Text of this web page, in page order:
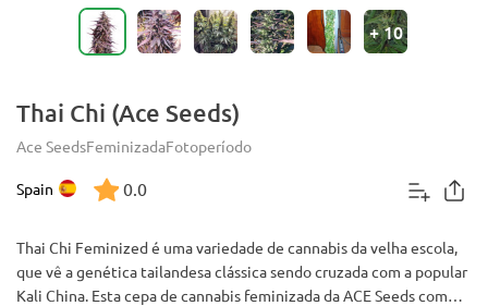
+10
Thai Chi (Ace Seeds)
Ace SeedsFeminizadaFotoperíodo
Spain 0.0
Thai Chi Feminized é uma variedade de cannabis da velha escola,
que vê a genética tailandesa clássica sendo cruzada com a popular
Kali China. Esta cepa de cannabis feminizada da ACE Seeds com